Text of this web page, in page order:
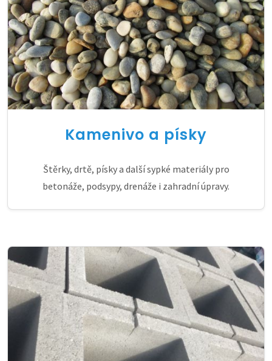
Kamenivo a písky
Štěrky, drtě, písky a další sypké materiály pro
betonáže, podsypy, drenáže i zahradní úpravy.